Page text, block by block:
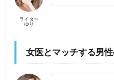
ライター
ゆり
女医とマッチする男